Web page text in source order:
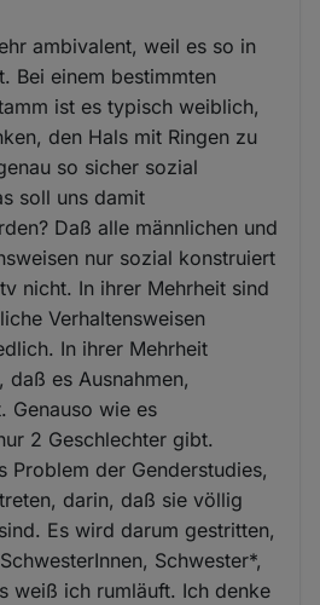
ambivalent, weil es so in
Bei einem bestimmten
ist es typisch weiblich,
den Hals mit Ringen zu
so sicher sozial
soll uns damit
Daß alle männlichen und
nur sozial konstruiert
nicht. In ihrer Mehrheit sind
Verhaltensweisen
In ihrer Mehrheit
daß es Ausnahmen,
Genauso wie es
2 Geschlechter gibt.
Problem der Genderstudies,
darin, daß sie völlig
Es wird darum gestritten,
Schwester*,
weiß ich rumläuft. Ich denke